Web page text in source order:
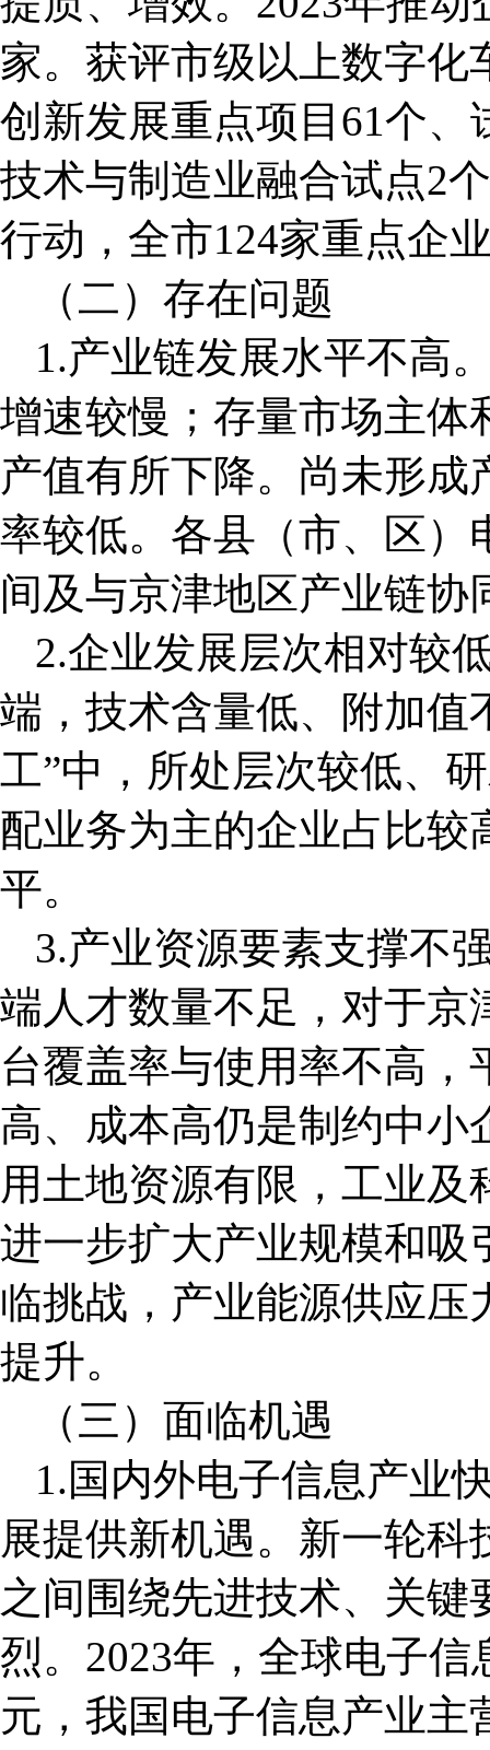
家。获评市级以上数字化
创新发展重点项目61个
技术与制造业融合试点2
行动，全市124家重点企
（二）存在问题
1.产业链发展水平不高
增速较慢；存量市场主体
产值有所下降。尚未形
率较低。各县（市、区）
间及与京津地区产业链协
2.企业发展层次相对较
端，技术含量低、附加值
工”中，所处层次较低、
配业务为主的企业占比较
平。
3.产业资源要素支撑不
端人才数量不足，对于京
台覆盖率与使用率不高
高、成本高仍是制约中小
用土地资源有限，工业
进一步扩大产业规模和吸
临挑战，产业能源供应
提升。
（三）面临机遇
1.国内外电子信息产业
展提供新机遇。新一轮
之间围绕先进技术、关
烈。2023年，全球电子
元，我国电子信息产业主